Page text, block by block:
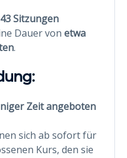
43 Sitzungen
Dauer von etwa
.
Zeit angeboten
sich ab sofort für
Kurs, den sie